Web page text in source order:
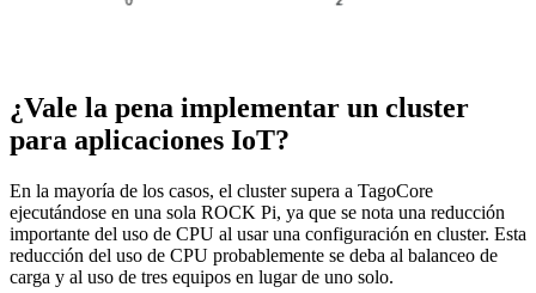
¿Vale la pena implementar un cluster
para aplicaciones IoT?
En la mayoría de los casos, el cluster supera a TagoCore
ejecutándose en una sola ROCK Pi, ya que se nota una reducción
importante del uso de CPU al usar una configuración en cluster. Esta
reducción del uso de CPU probablemente se deba al balanceo de
carga y al uso de tres equipos en lugar de uno solo.